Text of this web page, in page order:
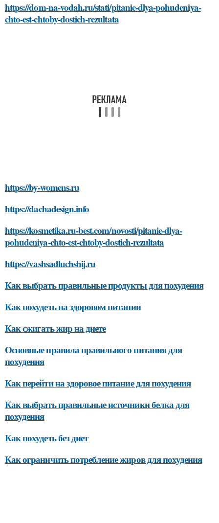
https://dom-na-vodah.ru/stati/pitanie-dlya-pohudeniya-
chto-est-chtoby-dostich-rezultata
https://by-womens.ru
https://dachadesign.info
https://kosmetika.ru-best.com/novosti/pitanie-dlya-
pohudeniya-chto-est-chtoby-dostich-rezultata
https://vashsadluchshij.ru
Как выбрать правильные продукты для похудения
Как похудеть на здоровом питании
Как сжигать жир на диете
Основные правила правильного питания для
похудения
Как перейти на здоровое питание для похудения
Как выбрать правильные источники белка для
похудения
Как похудеть без диет
Как ограничить потребление жиров для похудения